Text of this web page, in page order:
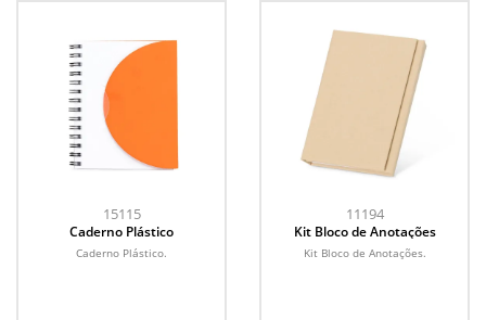
15115
Caderno Plástico
Caderno Plástico.
11194
Kit Bloco de Anotações
Kit Bloco de Anotações.